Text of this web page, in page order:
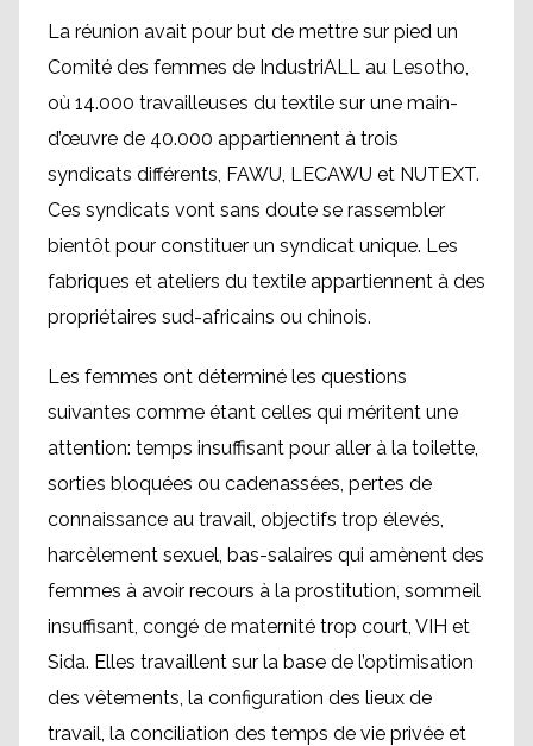
La réunion avait pour but de mettre sur pied un
Comité des femmes de IndustriALL au Lesotho,
où 14.000 travailleuses du textile sur une main-
d’œuvre de 40.000 appartiennent à trois
syndicats différents, FAWU, LECAWU et NUTEXT.
Ces syndicats vont sans doute se rassembler
bientôt pour constituer un syndicat unique. Les
fabriques et ateliers du textile appartiennent à des
propriétaires sud-africains ou chinois.
Les femmes ont déterminé les questions
suivantes comme étant celles qui méritent une
attention: temps insuffisant pour aller à la toilette,
sorties bloquées ou cadenassées, pertes de
connaissance au travail, objectifs trop élevés,
harcèlement sexuel, bas-salaires qui amènent des
femmes à avoir recours à la prostitution, sommeil
insuffisant, congé de maternité trop court, VIH et
Sida. Elles travaillent sur la base de l’optimisation
des vêtements, la configuration des lieux de
travail, la conciliation des temps de vie privée et